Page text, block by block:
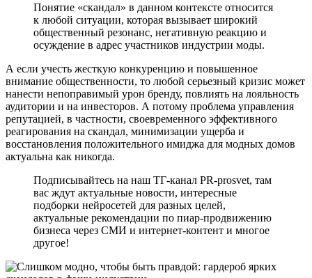
Понятие «скандал» в данном контексте относится
к любой ситуации, которая вызывает широкий
общественный резонанс, негативную реакцию и
осуждение в адрес участников индустрии моды.
А если учесть жесткую конкуренцию и повышенное
внимание общественности, то любой серьезный кризис может
нанести непоправимый урон бренду, повлиять на лояльность
аудитории и на инвесторов. А потому проблема управления
репутацией, в частности, своевременного эффективного
реагирования на скандал, минимизации ущерба и
восстановления положительного имиджа для модных домов
актуальна как никогда.
Подписывайтесь на наш ТГ-канал PR-prosvet, там
вас ждут актуальные новости, интересные
подборки нейросетей для разных целей,
актуальные рекомендации по пиар-продвижению
бизнеса через СМИ и интернет-контент и многое
другое!